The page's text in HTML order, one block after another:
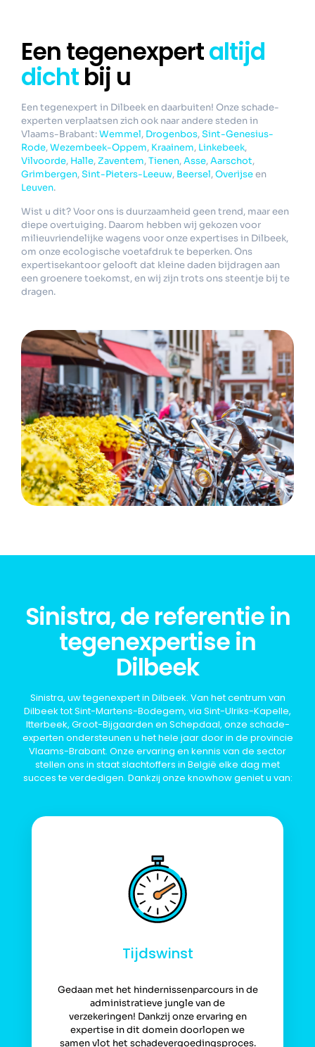
Een tegenexpertaltijd
dichtbij u
Een tegenexpert in Dilbeek en daarbuiten! Onze schade-
experten verplaatsen zich ook naar andere steden in
Vlaams-Brabant:Wemmel, Drogenbos,Sint-Genesius-
Rode,Wezembeek-Oppem, Kraainem, Linkebeek,
Vilvoorde, Halle,Zaventem,Tienen,Asse,Aarschot,
Grimbergen,Sint-Pieters-Leeuw, Beersel,Overijseen
Leuven.
Wist u dit? Voor ons is duurzaamheid geen trend, maar een
diepe overtuiging. Daarom hebben wij gekozen voor
milieuvriendelijke wagens voor onze expertises in Dilbeek,
om onze ecologische voetafdruk te beperken. Ons
expertisekantoor gelooft dat kleine daden bijdragen aan
een groenere toekomst, en wij zijn trots ons steentje bij te
dragen.
Sinistra, de referentie in
tegenexpertise in
Dilbeek
Sinistra, uw tegenexpert in Dilbeek. Van het centrum van
Dilbeek tot Sint-Martens-Bodegem, via Sint-Ulriks-Kapelle,
Itterbeek, Groot-Bijgaarden en Schepdaal, onze schade-
experten ondersteunen u het hele jaar door in de provincie
Vlaams-Brabant. Onze ervaring en kennis van de sector
stellen ons in staat slachtoffers in België elke dag met
succes te verdedigen. Dankzij onze knowhow geniet u van:
Tijdswinst
Gedaan met het hindernissenparcours in de
administratieve jungle van de
verzekeringen! Dankzij onze ervaring en
expertise in dit domein doorlopen we
samen vlot het schadevergoedingsproces.